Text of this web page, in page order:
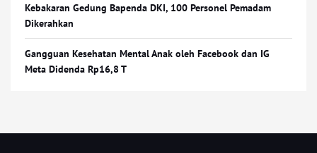
Kebakaran Gedung Bapenda DKI, 100 Personel Pemadam
Dikerahkan
Gangguan Kesehatan Mental Anak oleh Facebook dan IG
Meta Didenda Rp16,8 T